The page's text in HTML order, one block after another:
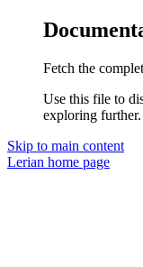
Fetch the
Use this file to
exploring further.
Skip to main content
Lerian home page